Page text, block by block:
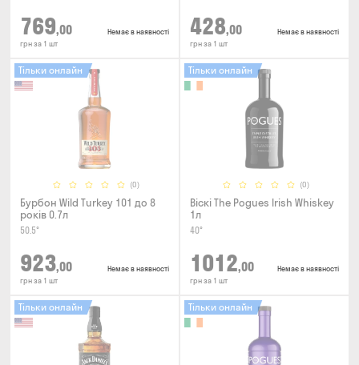
769,00
грн за 1 шт
Немає в наявності 428,00
грн за 1 шт
Немає в наявності
(0)
Тільки онлайн
Бурбон Wild Turkey 101 до 8
років 0.7л
50.5°
923,00
грн за 1 шт
Немає в наявності
(0)
Тільки онлайн
Віскі The Pogues Irish Whiskey
1л
40°
1012,00
грн за 1 шт
Немає в наявності
Тільки онлайн Тільки онлайн